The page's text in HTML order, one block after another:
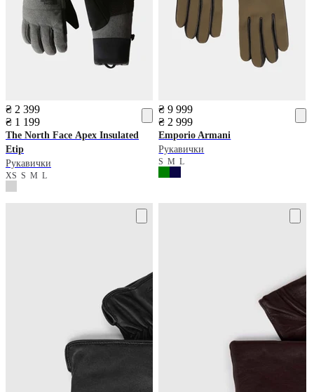
₴ 2 399
₴ 1 199
The North Face Apex Insulated
Etip
Рукавички
XS S M L
₴ 9 999
₴ 2 999
Emporio Armani
Рукавички
SML